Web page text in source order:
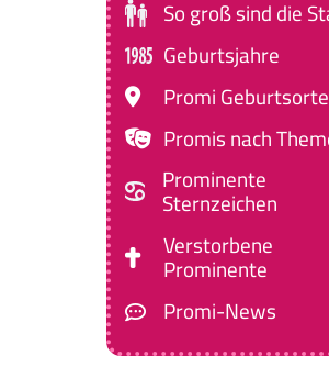
So groß sind die
Geburtsjahre
Promi Geburtsorte
Promis nach
Prominente
Sternzeichen
Verstorbene
Prominente
Promi-News